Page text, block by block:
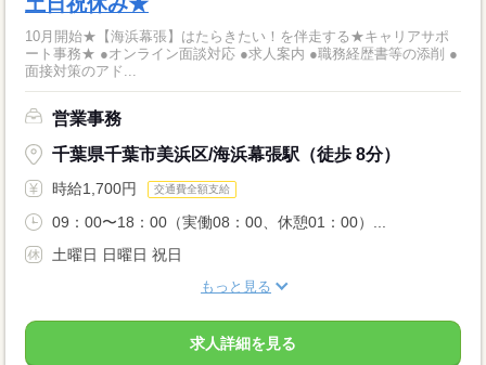
10月開始★【海浜幕張】はたらきたい！を伴走する★キャリアサポ
ート事務★ ●オンライン面談対応 ●求人案内 ●職務経歴書等の添削 ●
面接対策のアド...
営業事務
千葉県千葉市美浜区/海浜幕張駅（徒歩 8分）
時給1,700円 交通費全額支給
09：00〜18：00（実働08：00、休憩01：00）...
土曜日 日曜日 祝日
もっと見る
求人詳細を見る